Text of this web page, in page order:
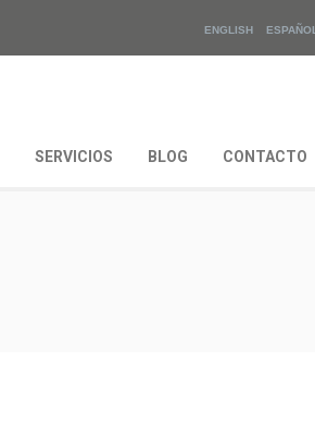
ENGLISH ESPAÑOL
SERVICIOS BLOG CONTACTO